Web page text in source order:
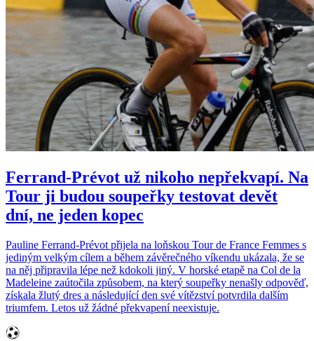
Ferrand-Prévot už nikoho nepřekvapí. Na
Tour ji budou soupeřky testovat devět
dní, ne jeden kopec
Pauline Ferrand-Prévot přijela na loňskou Tour de France Femmes s
jediným velkým cílem a během závěrečného víkendu ukázala, že se
na něj připravila lépe než kdokoli jiný. V horské etapě na Col de la
Madeleine zaútočila způsobem, na který soupeřky nenašly odpověď,
získala žlutý dres a následující den své vítězství potvrdila dalším
triumfem. Letos už žádné překvapení neexistuje.